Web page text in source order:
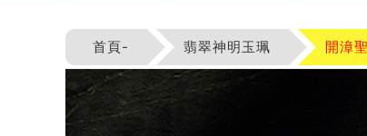
首頁- 翡翠神明玉珮 開漳